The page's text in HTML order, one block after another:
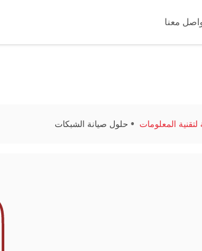
معنا
لتقنية المعلومات حلول صيانة الشبكات